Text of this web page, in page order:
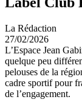
La Rédaction
27/02/2026
L’Espace Jean
quelque peu
pelouses de la
cadre sportif pour
de l’engagement.